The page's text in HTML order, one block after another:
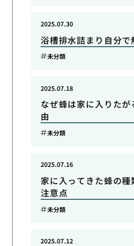
浴槽排水詰まり自分で
2025.07.30
未分類
なぜ蜂は家に入りた
由
2025.07.18
未分類
家に入ってきた蜂の種
注意点
2025.07.16
未分類
2025.07.12